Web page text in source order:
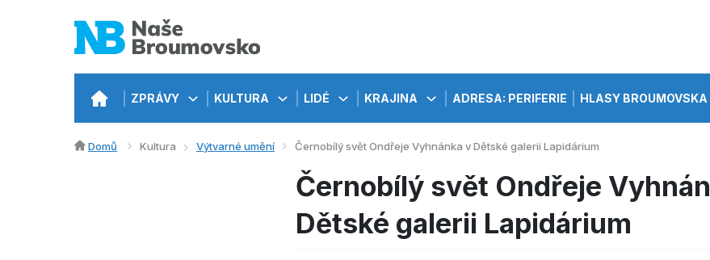
Domů Kultura Výtvarné umění Černobílý svět Ondřeje Vyhnánka v Dětské galerii Lapidárium
Černobílý svět Ondřeje
Dětské galerii Lapidárium
ZPRÁVY KULTURA LIDÉ KRAJINA ADRESA: PERIFERIE HLASY BROUMOVSKA